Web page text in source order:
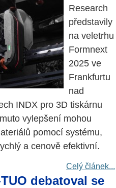
Research
představily
na veletrhu
Formnext
2025 ve
Frankfurtu
nad
INDX pro 3D tiskárnu
vylepšení mohou
pomocí systému,
a cenově efektivní.
Celý článek...
debatoval se